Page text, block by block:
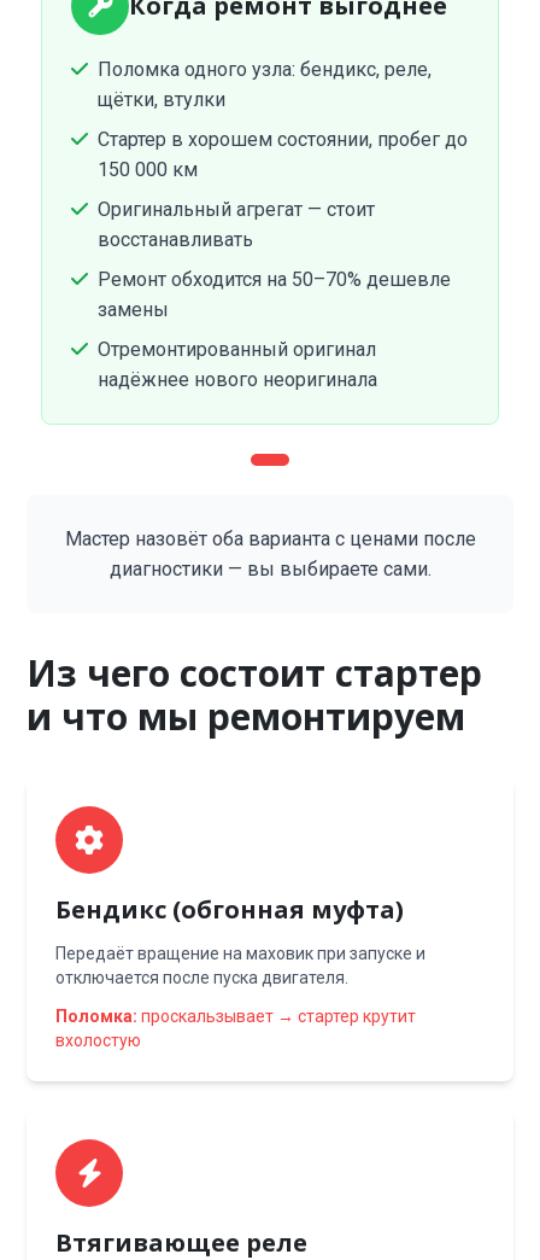
Поломка одного узла: бендикс, реле,
щётки, втулки
Стартер в хорошем состоянии, пробег до
150 000 км
Оригинальный агрегат — стоит
восстанавливать
Ремонт обходится на 50–70% дешевле
замены
Отремонтированный оригинал
надёжнее нового неоригинала
Мастер назовёт оба варианта с ценами после
диагностики — вы выбираете сами.
Из чего состоит стартер
и что мы ремонтируем
Бендикс (обгонная муфта)
Передаёт вращение на маховик при запуске и
отключается после пуска двигателя.
Поломка: проскальзывает → стартер крутит
вхолостую
Втягивающее реле